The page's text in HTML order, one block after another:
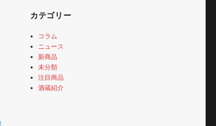
カテゴリー
コラム
ニュース
新商品
未分類
注目商品
酒蔵紹介